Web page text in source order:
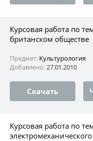
Курсовая работа по
британском обществе
Предмет: Культурология
Добавлено:27.01.2010
Скачать
Курсовая работа по